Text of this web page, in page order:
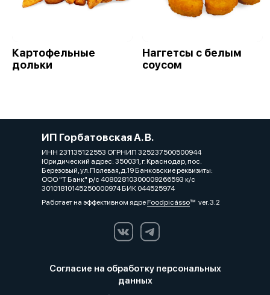
Картофельные
дольки
Наггетсы с белым
соусом
ИП Горбатовская А. В.
ИНН 231135122553 ОГРНИП 325237500500944
Юридический адрес: 350031, г. Краснодар, пос.
Березовый, ул.Полевая,д.19 Банковские реквизиты:
ООО "Т Банк" р/с 40802810300009266593 к/с
30101810145250000974 БИК 044525974
Работает на эффективном ядреFoodpicássover. 3.2
Согласие на обработку персональных
данных